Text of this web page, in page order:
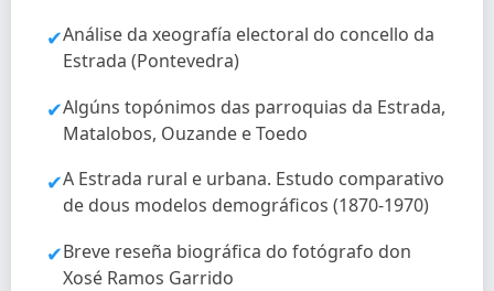
✔Análise da xeografía electoral do concello da
Estrada (Pontevedra)
✔Algúns topónimos das parroquias da Estrada,
Matalobos, Ouzande e Toedo
✔A Estrada rural e urbana. Estudo comparativo
de dous modelos demográficos (1870-1970)
✔Breve reseña biográfica do fotógrafo don
Xosé Ramos Garrido